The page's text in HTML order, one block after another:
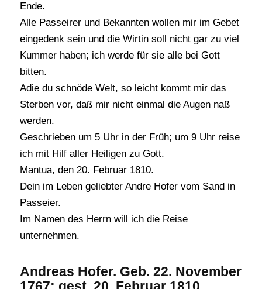
Ende.
Alle Passeirer und Bekannten wollen mir im Gebet
eingedenk sein und die Wirtin soll nicht gar zu viel
Kummer haben; ich werde für sie alle bei Gott
bitten.
Adie du schnöde Welt, so leicht kommt mir das
Sterben vor, daß mir nicht einmal die Augen naß
werden.
Geschrieben um 5 Uhr in der Früh; um 9 Uhr reise
ich mit Hilf aller Heiligen zu Gott.
Mantua, den 20. Februar 1810.
Dein im Leben geliebter Andre Hofer vom Sand in
Passeier.
Im Namen des Herrn will ich die Reise
unternehmen.
Andreas Hofer. Geb. 22. November